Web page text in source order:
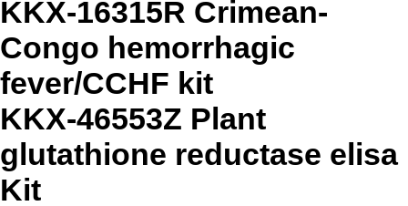
KKX-16315R Crimean-
Congo hemorrhagic
fever/CCHF kit
KKX-46553Z Plant
glutathione reductase elisa
Kit